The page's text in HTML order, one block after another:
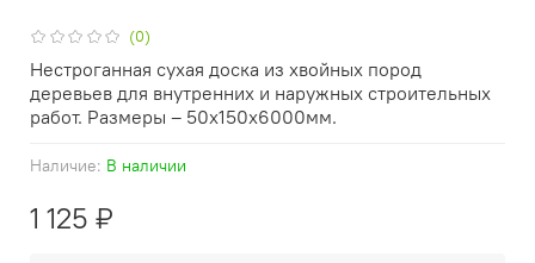
(0)
Наличие: В наличии
1 125 ₽
Нестроганная сухая доска из хвойных пород
деревьев для внутренних и наружных строительных
работ. Размеры – 50х150х6000мм.